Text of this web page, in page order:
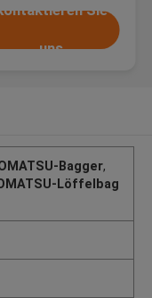
Sie
uns
Bagger,
Löffelbag